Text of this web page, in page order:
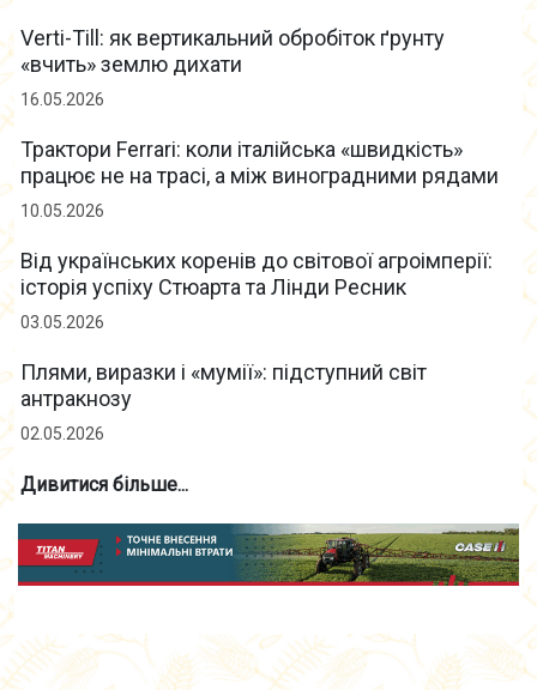
Verti-Till: як вертикальний обробіток ґрунту
«вчить» землю дихати
16.05.2026
Трактори Ferrari: коли італійська «швидкість»
працює не на трасі, а між виноградними рядами
10.05.2026
Від українських коренів до світової агроімперії:
історія успіху Стюарта та Лінди Ресник
03.05.2026
Плями, виразки і «мумії»: підступний світ
антракнозу
02.05.2026
Дивитися більше...